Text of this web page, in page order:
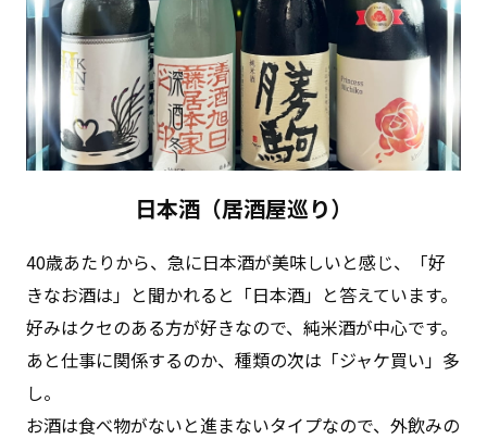
⽇本酒（居酒屋巡り）
40歳あたりから、急に⽇本酒が美味しいと感じ、「好
きなお酒は」と聞かれると「⽇本酒」と答えています。
好みはクセのある⽅が好きなので、純⽶酒が中⼼です。
あと仕事に関係するのか、種類の次は「ジャケ買い」多
し。
お酒は⾷べ物がないと進まないタイプなので、外飲みの